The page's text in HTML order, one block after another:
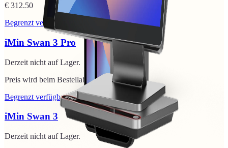
€ 312.50
Begrenzt verfügbar
iMin Swan 3 Pro
Derzeit nicht auf Lager.
Preis wird beim Bestellabschluss angezeigt
Begrenzt verfügbar
iMin Swan 3
Derzeit nicht auf Lager.